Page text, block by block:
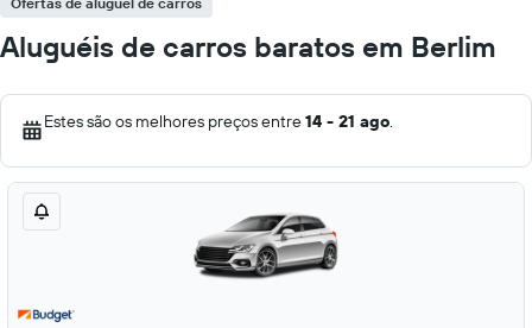
Aluguéis de carros baratos em Berlim
Estes são os melhores preços entre14 - 21 ago.